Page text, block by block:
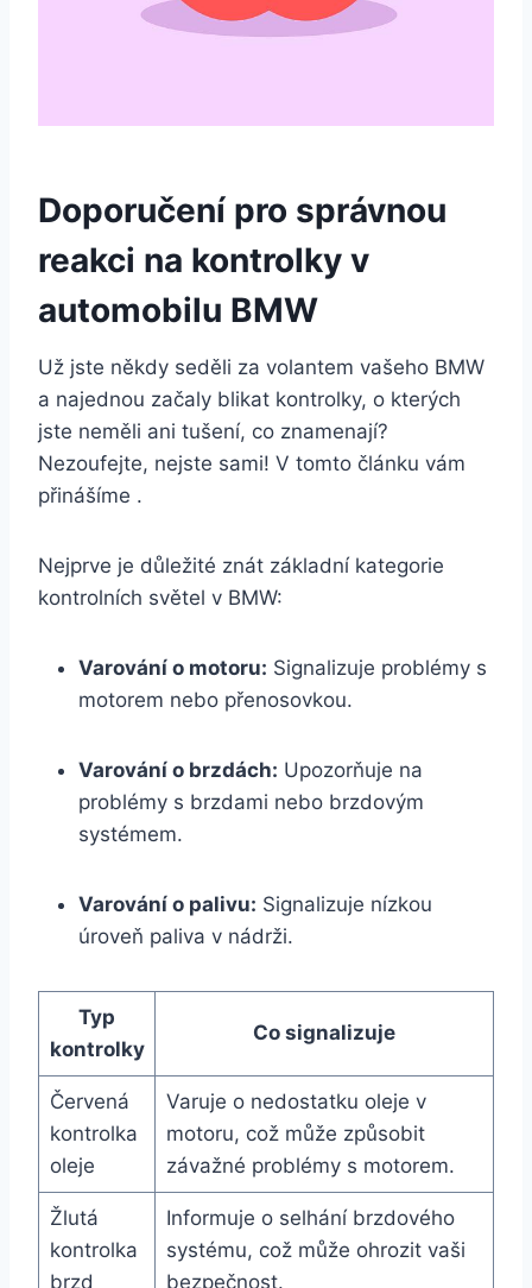
Doporučení pro správnou
reakci na kontrolky v
automobilu BMW
Už jste někdy seděli za volantem vašeho BMW
a najednou začaly blikat kontrolky, o kterých
jste neměli ani tušení, co znamenají?
Nezoufejte, nejste sami! V tomto článku vám
přinášíme .
Nejprve je důležité znát základní kategorie
kontrolních světel v BMW:
Varování o motoru: Signalizuje problémy s
motorem nebo přenosovkou.
Varování o brzdách: Upozorňuje na
problémy s brzdami nebo brzdovým
systémem.
Varování o palivu: Signalizuje nízkou
úroveň paliva v nádrži.
Typ
kontrolky
Co signalizuje
Červená
kontrolka
oleje
Varuje o nedostatku oleje v
motoru, což může způsobit
závažné problémy s motorem.
Žlutá
kontrolka
brzd
Informuje o selhání brzdového
systému, což může ohrozit vaši
bezpečnost.